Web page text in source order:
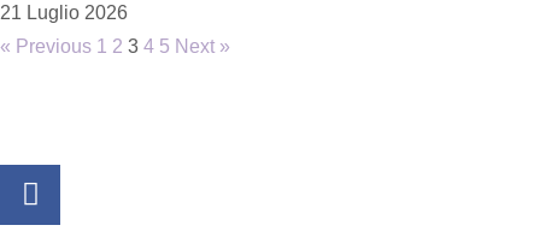
21 Luglio 2026
« Previous 1 2 3 4 5 Next »